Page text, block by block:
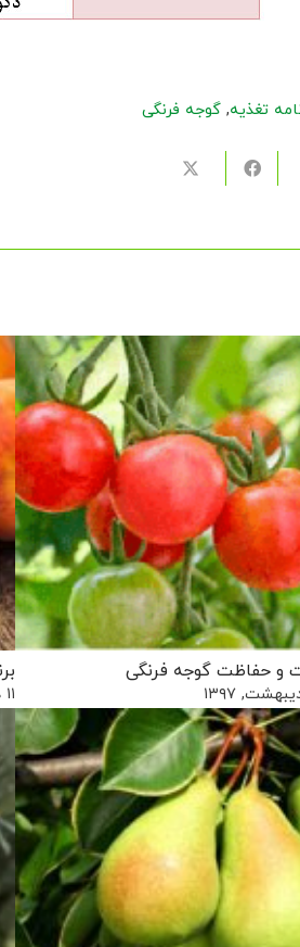
تغذیه,گوجه فرنگی
و حفاظت گوجه فرنگی
۱۱ دی, ۱۳۹۸